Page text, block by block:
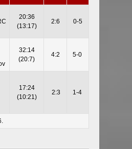
20:36
(13:17)
2:6 0-5
32:14
(20:7)
4:2 5-0
17:24
(10:21)
2:3 1-4